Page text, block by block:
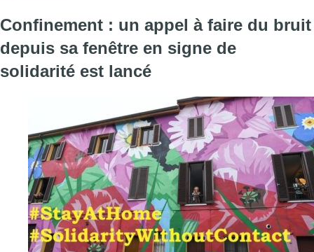
Confinement : un appel à faire du bruit
depuis sa fenêtre en signe de
solidarité est lancé